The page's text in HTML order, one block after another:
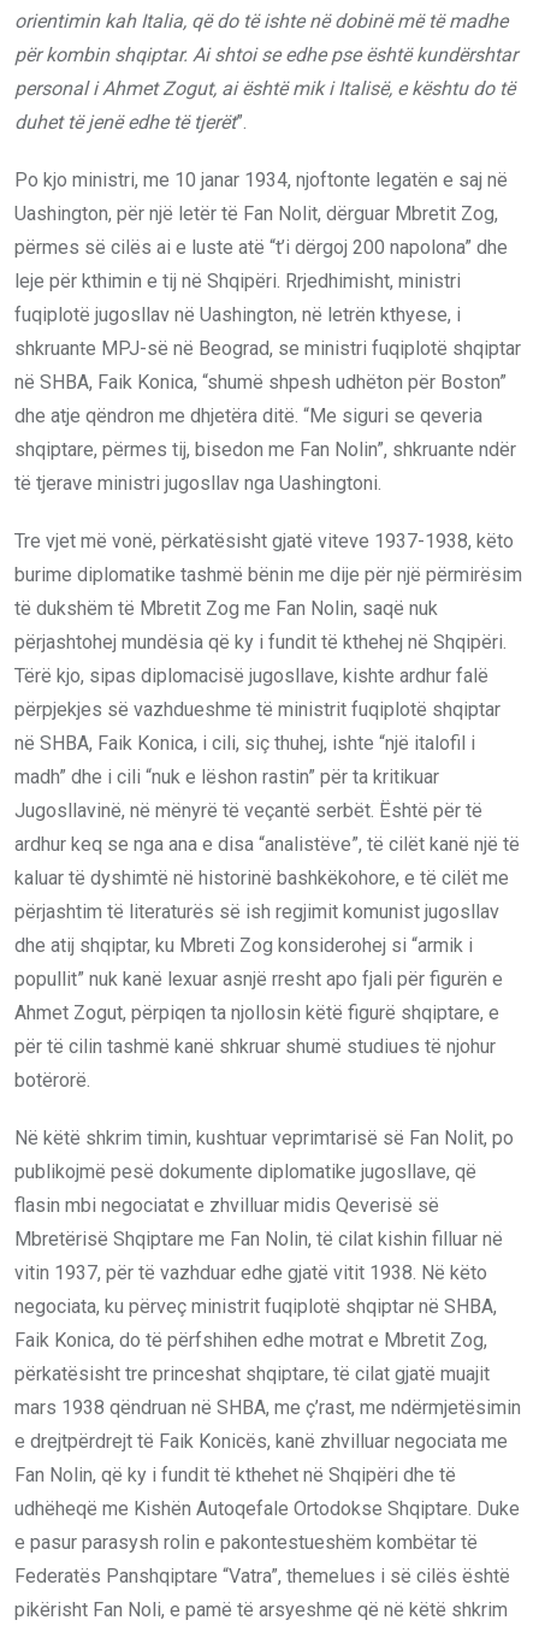
orientimin kah Italia, që do të ishte në dobinë më të madhe
për kombin shqiptar. Ai shtoi se edhe pse është kundërshtar
personal i Ahmet Zogut, ai është mik i Italisë, e kështu do të
duhet të jenë edhe të tjerët”.
Po kjo ministri, me 10 janar 1934, njoftonte legatën e saj në
Uashington, për një letër të Fan Nolit, dërguar Mbretit Zog,
përmes së cilës ai e luste atë “t’i dërgoj 200 napolona” dhe
leje për kthimin e tij në Shqipëri. Rrjedhimisht, ministri
fuqiplotë jugosllav në Uashington, në letrën kthyese, i
shkruante MPJ-së në Beograd, se ministri fuqiplotë shqiptar
në SHBA, Faik Konica, “shumë shpesh udhëton për Boston”
dhe atje qëndron me dhjetëra ditë. “Me siguri se qeveria
shqiptare, përmes tij, bisedon me Fan Nolin”, shkruante ndër
të tjerave ministri jugosllav nga Uashingtoni.
Tre vjet më vonë, përkatësisht gjatë viteve 1937-1938, këto
burime diplomatike tashmë bënin me dije për një përmirësim
të dukshëm të Mbretit Zog me Fan Nolin, saqë nuk
përjashtohej mundësia që ky i fundit të kthehej në Shqipëri.
Tërë kjo, sipas diplomacisë jugosllave, kishte ardhur falë
përpjekjes së vazhdueshme të ministrit fuqiplotë shqiptar
në SHBA, Faik Konica, i cili, siç thuhej, ishte “një italofil i
madh” dhe i cili “nuk e lëshon rastin” për ta kritikuar
Jugosllavinë, në mënyrë të veçantë serbët. Është për të
ardhur keq se nga ana e disa “analistëve”, të cilët kanë një të
kaluar të dyshimtë në historinë bashkëkohore, e të cilët me
përjashtim të literaturës së ish regjimit komunist jugosllav
dhe atij shqiptar, ku Mbreti Zog konsiderohej si “armik i
popullit” nuk kanë lexuar asnjë rresht apo fjali për figurën e
Ahmet Zogut, përpiqen ta njollosin këtë figurë shqiptare, e
për të cilin tashmë kanë shkruar shumë studiues të njohur
botërorë.
Në këtë shkrim timin, kushtuar veprimtarisë së Fan Nolit, po
publikojmë pesë dokumente diplomatike jugosllave, që
flasin mbi negociatat e zhvilluar midis Qeverisë së
Mbretërisë Shqiptare me Fan Nolin, të cilat kishin filluar në
vitin 1937, për të vazhduar edhe gjatë vitit 1938. Në këto
negociata, ku përveç ministrit fuqiplotë shqiptar në SHBA,
Faik Konica, do të përfshihen edhe motrat e Mbretit Zog,
përkatësisht tre princeshat shqiptare, të cilat gjatë muajit
mars 1938 qëndruan në SHBA, me ç’rast, me ndërmjetësimin
e drejtpërdrejt të Faik Konicës, kanë zhvilluar negociata me
Fan Nolin, që ky i fundit të kthehet në Shqipëri dhe të
udhëheqë me Kishën Autoqefale Ortodokse Shqiptare. Duke
e pasur parasysh rolin e pakontestueshëm kombëtar të
Federatës Panshqiptare “Vatra”, themelues i së cilës është
pikërisht Fan Noli, e pamë të arsyeshme që në këtë shkrim